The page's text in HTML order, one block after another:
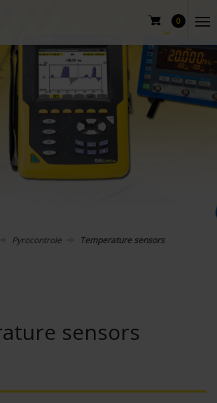
0
Pyrocontrole Temperature sensors
sensors